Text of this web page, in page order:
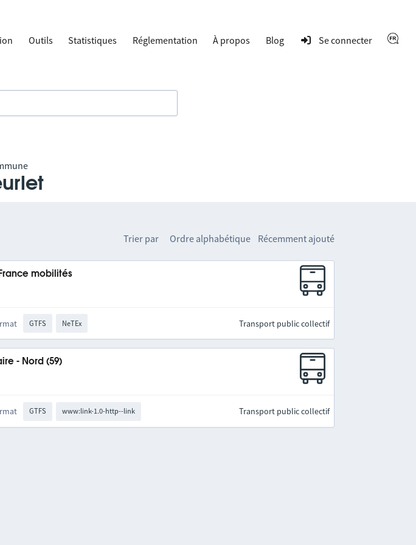
Outils Statistiques Réglementation À propos Blog Se connecter
Trier par Ordre alphabétique Récemment ajouté
mobilités
GTFS NeTEx Transport public collectif
- Nord (59)
GTFS www:link-1.0-http--link Transport public collectif